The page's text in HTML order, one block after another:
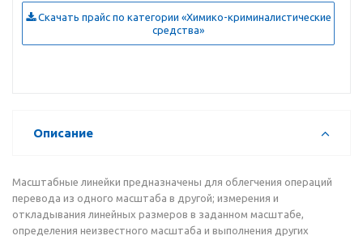
Скачать прайс по категории «Химико-криминалистические
средства»
Описание
Масштабные линейки предназначены для облегчения операций
перевода из одного масштаба в другой; измерения и
откладывания линейных размеров в заданном масштабе,
определения неизвестного масштаба и выполнения других